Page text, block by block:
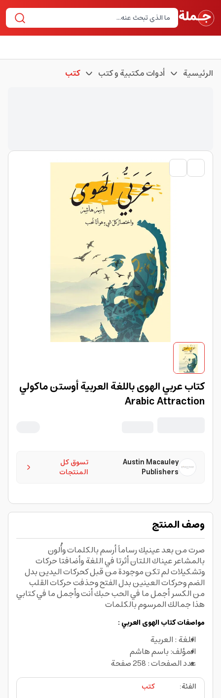
الرئيسية أدوات مكتبية و كتب كتب
كتاب عربي الهوى باللغة العربية أوستن ماكولي
Arabic Attraction
تسوق كل
المنتجات
Austin Macauley
Publishers
وصف المنتج
صرت من بعد عينيك رساماً أرسم بالكلمات وأُلون
بالمشاعر عيناك اللتان أثرتا في اللغة وأضافتا حركات
وتشكيلات لم تكن موجودة من قبل كحركات اليدين بدل
الضم وحركات العينين بدل الفتح وحذفت حركات القلب
من الكسر أجمل ما في الحب حبك أنت وأجمل ما في كتابي
هذا جمالك المرسوم بالكلمات
مواصفات كتاب الهوى العربي :
اللغة : العربية
المؤلف: باسم هاشم
عدد الصفحات : 258 صفحة
الفئة:
كتب